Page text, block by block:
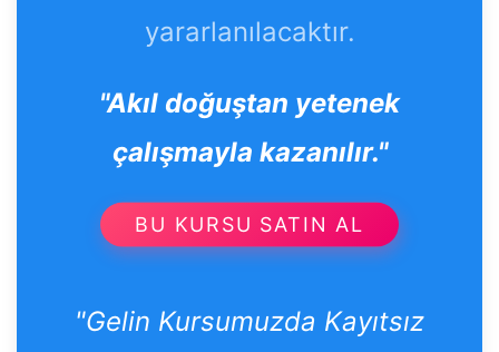
yararlanılacaktır.
"Akıl doğuştan yetenek
çalışmayla kazanılır."
BU KURSU SATIN AL
"Gelin Kursumuzda Kayıtsız